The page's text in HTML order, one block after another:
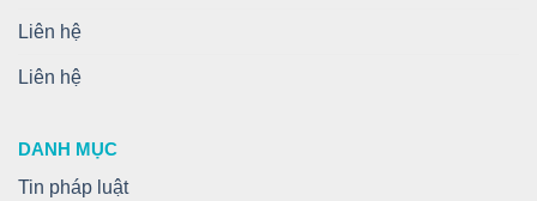
Liên hệ
Liên hệ
DANH MỤC
Tin pháp luật